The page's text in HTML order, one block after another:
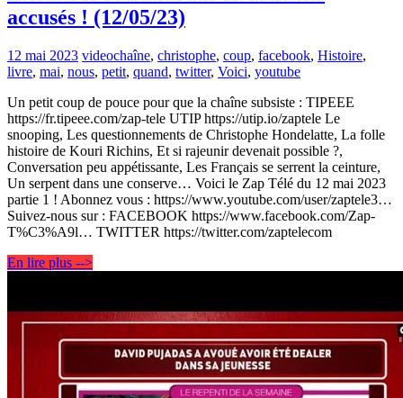
accusés ! (12/05/23)
12 mai 2023 videochaîne, christophe, coup, facebook, Histoire,
livre, mai, nous, petit, quand, twitter, Voici, youtube
Un petit coup de pouce pour que la chaîne subsiste : TIPEEE
https://fr.tipeee.com/zap-tele UTIP https://utip.io/zaptele Le
snooping, Les questionnements de Christophe Hondelatte, La folle
histoire de Kouri Richins, Et si rajeunir devenait possible ?,
Conversation peu appétissante, Les Français se serrent la ceinture,
Un serpent dans une conserve… Voici le Zap Télé du 12 mai 2023
partie 1 ! Abonnez vous : https://www.youtube.com/user/zaptele3…
Suivez-nous sur : FACEBOOK https://www.facebook.com/Zap-
T%C3%A9l… TWITTER https://twitter.com/zaptelecom
En lire plus -->